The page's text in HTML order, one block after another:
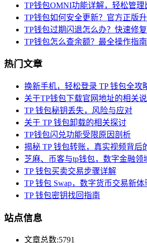
TP钱包OMNI功能详解，轻松管理
TP钱包如何安全更新？官方正版
TP钱包过期闪退怎么办？快速修
TP钱包怎么查余额？最全操作指
热门文章
换新手机，轻松登录 TP 钱包全攻
关于TP钱包下载官网地址的相关
TP 钱包秘钥丢失，风险与应对
关于 TP 钱包卸载的相关探讨
TP钱包闪兑功能受限原因剖析
揭秘 TP 钱包转账，真实视频背后
芝麻、币客与tp钱包，数字金融领
TP 钱包买卖交易步骤详解
TP 钱包 Swap，数字货币交易新体
TP 钱包密钥找回指南
站点信息
文章总数:5791